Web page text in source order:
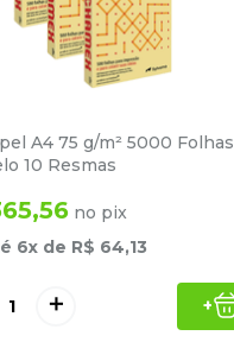
A4 75 g/m² 5000 Folhas
10 Resmas
,56 no pix
6x de R$ 64,13
＋ +